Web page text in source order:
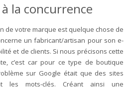
la concurrence
de votre marque est quelque chose de
un fabricant/artisan pour son e-
et de clients. Si nous précisons cette
c’est car pour ce type de boutique
sur Google était que des sites
les mots-clés. Créant ainsi une